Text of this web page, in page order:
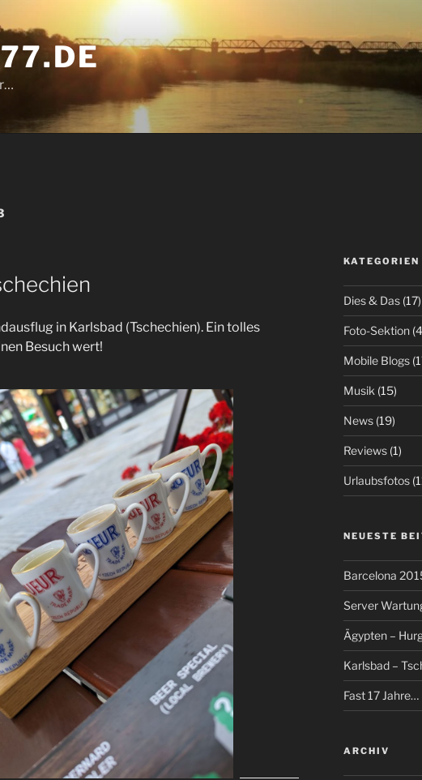
in Karlsbad (Tschechien). Ein tolles
Besuch wert!
KATEGORIEN
Dies & Das(17)
Foto-Sektion
Mobile Blogs
Musik (15)
News(19)
Reviews(1)
Urlaubsfotos
NEUESTE
Barcelona
Server
Ägypten –
Karlsbad –
Fast 17 Jahre…
ARCHIV